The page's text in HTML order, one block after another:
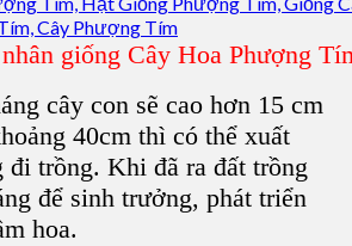
giống Cây Hoa Phượng
cây con sẽ cao hơn 15 cm
40cm thì có thể xuất
đi trồng. Khi đã ra đất trồng
để sinh trưởng, phát triển
hoa.